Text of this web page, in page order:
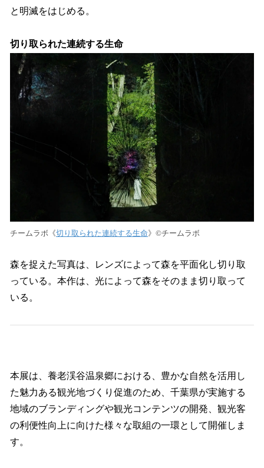
と明滅をはじめる。
切り取られた連続する生命
チームラボ《切り取られた連続する生命》©︎チームラボ
森を捉えた写真は、レンズによって森を平面化し切り取
っている。本作は、光によって森をそのまま切り取って
いる。
本展は、養老渓谷温泉郷における、豊かな自然を活用し
た魅力ある観光地づくり促進のため、千葉県が実施する
地域のブランディングや観光コンテンツの開発、観光客
の利便性向上に向けた様々な取組の一環として開催しま
す。